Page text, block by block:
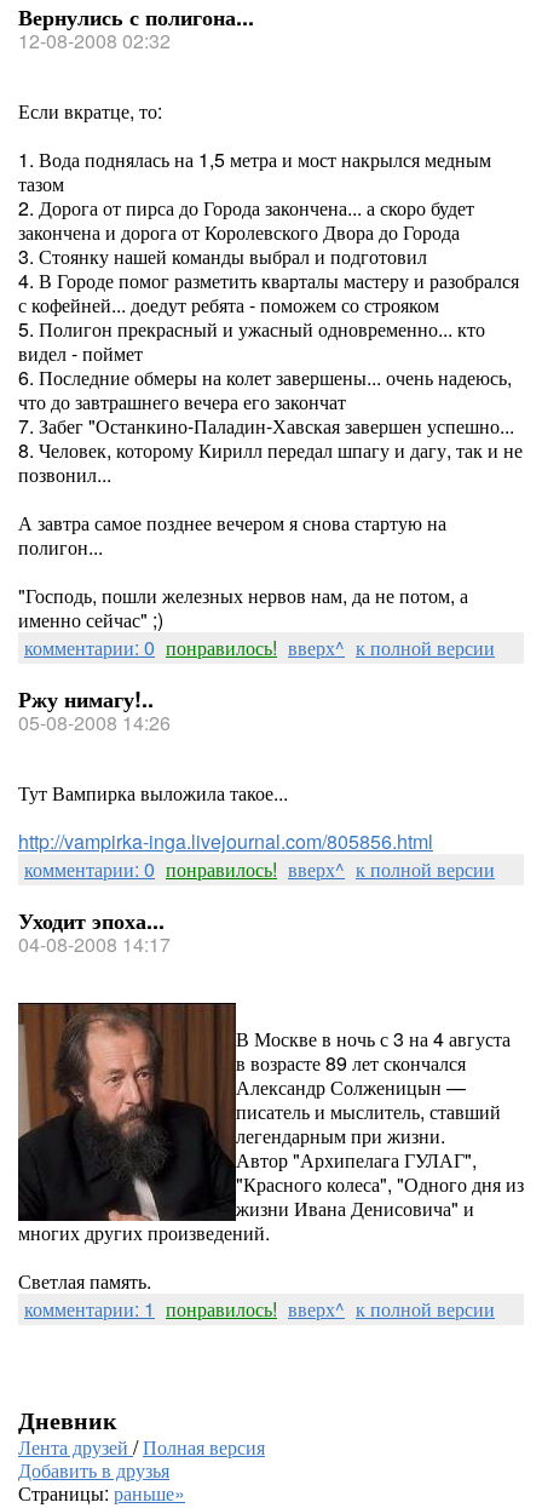
Вернулись с полигона...
12-08-2008 02:32
Если вкратце, то:
1. Вода поднялась на 1,5 метра и мост накрылся медным
тазом
2. Дорога от пирса до Города закончена... а скоро будет
закончена и дорога от Королевского Двора до Города
3. Стоянку нашей команды выбрал и подготовил
4. В Городе помог разметить кварталы мастеру и разобрался
с кофейней... доедут ребята - поможем со строяком
5. Полигон прекрасный и ужасный одновременно... кто
видел - поймет
6. Последние обмеры на колет завершены... очень надеюсь,
что до завтрашнего вечера его закончат
7. Забег "Останкино-Паладин-Хавская завершен успешно...
8. Человек, которому Кирилл передал шпагу и дагу, так и не
позвонил...
А завтра самое позднее вечером я снова стартую на
полигон...
"Господь, пошли железных нервов нам, да не потом, а
именно сейчас" ;)
комментарии: 0 понравилось! вверх^ к полной версии
Ржу нимагу!..
05-08-2008 14:26
Тут Вампирка выложила такое...
http://vampirka-inga.livejournal.com/805856.html
комментарии: 0 понравилось! вверх^ к полной версии
Уходит эпоха...
04-08-2008 14:17
В Москве в ночь с 3 на 4 августа
в возрасте 89 лет скончался
Александр Солженицын —
писатель и мыслитель, ставший
легендарным при жизни.
Автор "Архипелага ГУЛАГ",
"Красного колеса", "Одного дня из
жизни Ивана Денисовича" и
многих других произведений.
Светлая память.
комментарии: 1 понравилось! вверх^ к полной версии
Дневник
Лента друзей /Полная версия
Добавить в друзья
Страницы: раньше»